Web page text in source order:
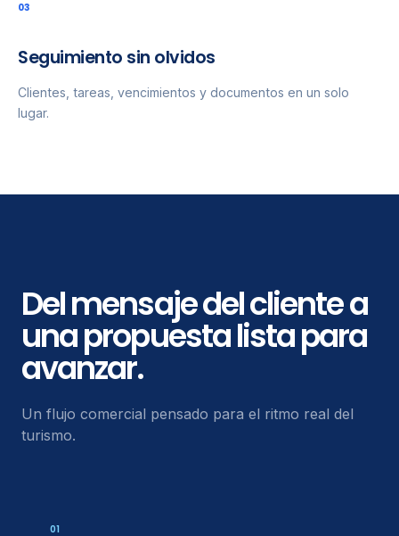
03
Seguimiento sin olvidos
Clientes, tareas, vencimientos y documentos en un solo
lugar.
Del mensaje del cliente a
una propuesta lista para
avanzar.
Un flujo comercial pensado para el ritmo real del
turismo.
01